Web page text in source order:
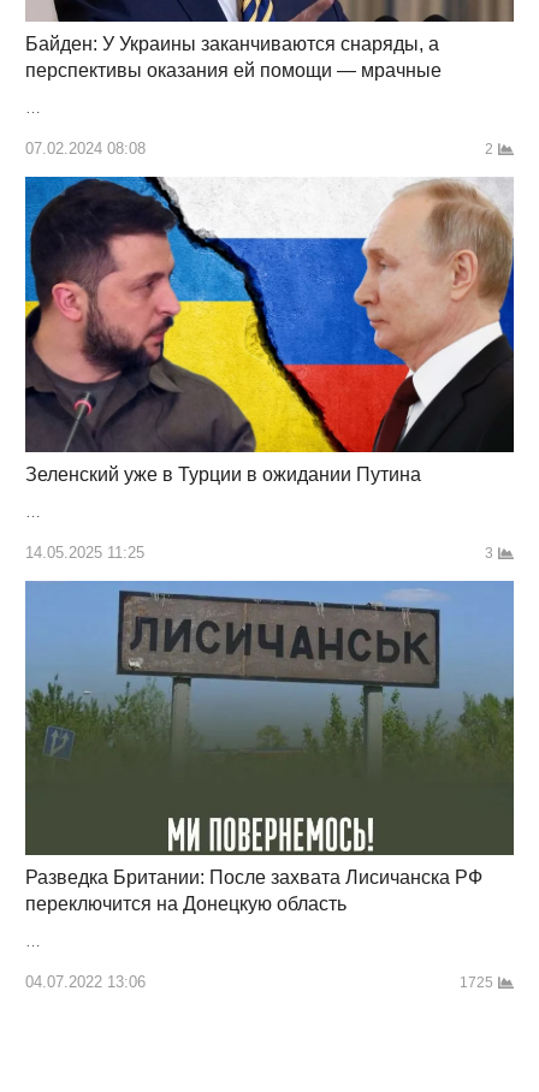
Байден: У Украины заканчиваются снаряды, а
перспективы оказания ей помощи — мрачные
…
07.02.2024 08:08 2
Зеленский уже в Турции в ожидании Путина
…
14.05.2025 11:25 3
Разведка Британии: После захвата Лисичанска РФ
переключится на Донецкую область
…
04.07.2022 13:06 1725